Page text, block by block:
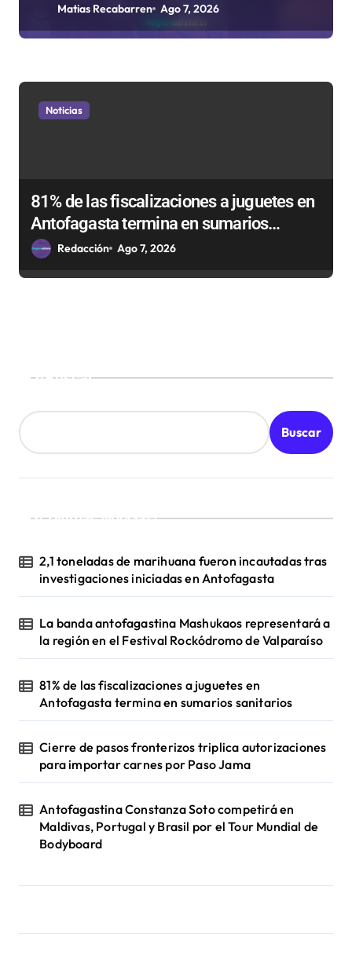
Rockódromo de Valparaíso
Matias Recabarren Ago 7, 2026
Noticias
81% de las fiscalizaciones a juguetes en
Antofagasta termina en sumarios
sanitarios
Redacción Ago 7, 2026
Buscar
Buscar
¡Ultimas Noticias!
2,1 toneladas de marihuana fueron incautadas tras
investigaciones iniciadas en Antofagasta
La banda antofagastina Mashukaos representará a
la región en el Festival Rockódromo de Valparaíso
81% de las fiscalizaciones a juguetes en
Antofagasta termina en sumarios sanitarios
Cierre de pasos fronterizos triplica autorizaciones
para importar carnes por Paso Jama
Antofagastina Constanza Soto competirá en
Maldivas, Portugal y Brasil por el Tour Mundial de
Bodyboard